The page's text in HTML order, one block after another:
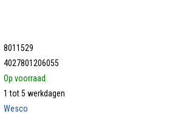
8011529
4027801206055
Op voorraad
1 tot 5 werkdagen
Wesco